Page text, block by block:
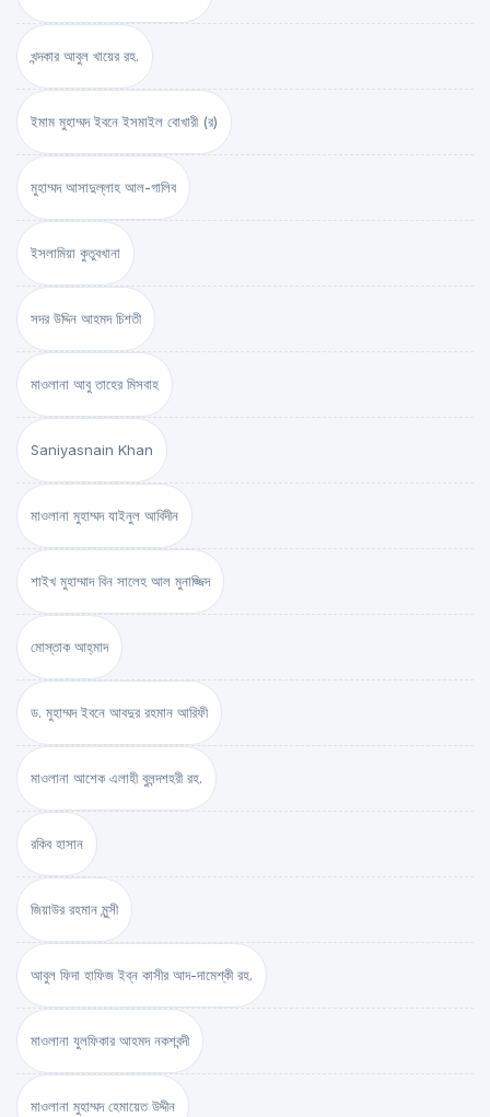
খন্দকার আবুল খায়ের রহ.
ইমাম মুহাম্মদ ইবনে ইসমাইল বোখারী (র)
মুহাম্মদ আসাদুল্লাহ আল-গালিব
ইসলামিয়া কুতুবখানা
সদর উদ্দিন আহমদ চিশতী
মাওলানা আবু তাহের মিসবাহ
Saniyasnain Khan
মাওলানা মুহাম্মদ যাইনুল আবিদীন
শাইখ মুহাম্মাদ বিন সালেহ আল মুনাজ্জিদ
মোস্তাক আহ্‌মাদ
ড. মুহাম্মদ ইবনে আবদুর রহমান আরিফী
মাওলানা আশেক এলাহী বুলন্দশহরী রহ.
রকিব হাসান
জিয়াউর রহমান মুন্সী
আবুল ফিদা হাফিজ ইব্‌ন কাসীর আদ-দামেশ্‌কী রহ.
মাওলানা যুলফিকার আহমদ নকশবন্দী
মাওলানা মুহাম্মদ হেমায়েত উদ্দীন